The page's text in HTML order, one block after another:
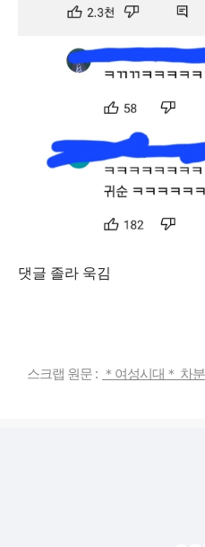
댓글 졸라 욱김
스크랩 원문 :